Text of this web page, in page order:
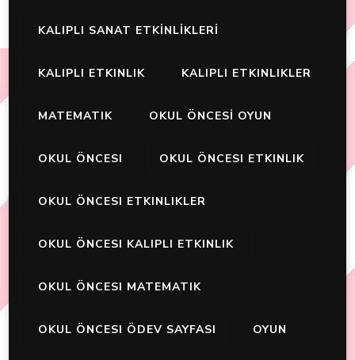
KALIPLI SANAT ETKİNLİKLERİ
KALIPLI ETKINLIK KALIPLI ETKINLIKLER
MATEMATIK OKUL ÖNCESİ OYUN
OKUL ÖNCESI OKUL ÖNCESI ETKINLIK
OKUL ÖNCESI ETKINLIKLER
OKUL ÖNCESI KALIPLI ETKINLIK
OKUL ÖNCESI MATEMATIK
OKUL ÖNCESI ÖDEV SAYFASI OYUN